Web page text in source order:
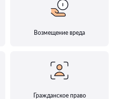
Возмещение вреда
Гражданское право